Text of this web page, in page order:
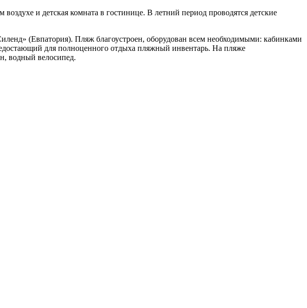
и детская комната в гостинице. В летний период проводятся детские
(Евпатория). Пляж благоустроен, оборудован всем необходимыми: кабинками
для полноценного отдыха пляжный инвентарь. На пляже
водный велосипед.